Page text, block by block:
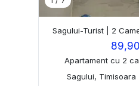
Sagului-Turist | 2
Apartament cu 2
Sagului, Timisoara